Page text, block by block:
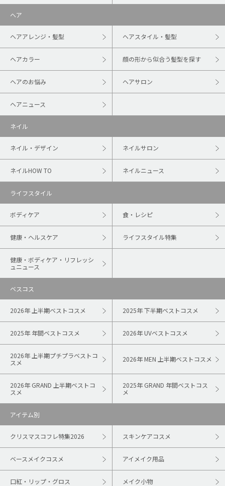
ヘア
ヘアアレンジ・髪型 ヘアスタイル・髪型
ヘアカラー 顔の形から似合う髪型を探す
ヘアのお悩み ヘアサロン
ヘアニュース
ネイル
ネイル・デザイン ネイルサロン
ネイルHOW TO ネイルニュース
ライフスタイル
ボディケア 食・レシピ
健康・ヘルスケア ライフスタイル特集
健康・ボディケア・リフレッシ
ュニュース
ベスコス
2026年 上半期ベストコスメ 2025年 下半期ベストコスメ
2025年 年間ベストコスメ 2026年 UVベストコスメ
2026年 上半期プチプラベストコ
スメ
2026年 MEN 上半期ベストコスメ
2026年 GRAND 上半期ベストコ
スメ
2025年 GRAND 年間ベストコス
メ
アイテム別
クリスマスコフレ特集2026 スキンケアコスメ
ベースメイクコスメ アイメイク用品
口紅・リップ・グロス メイク小物